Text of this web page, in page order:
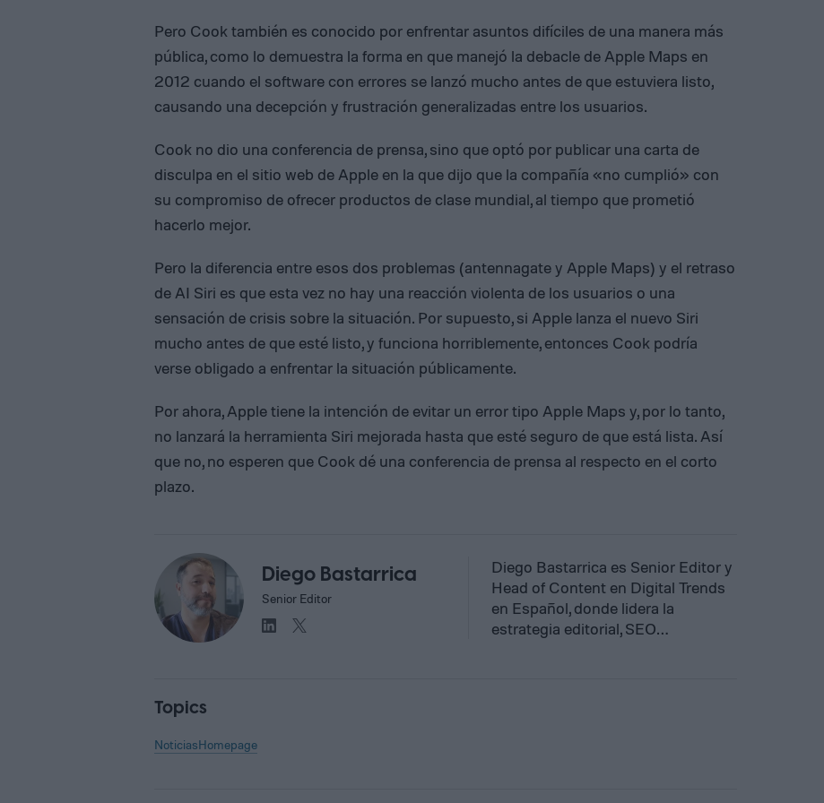
Pero Cook también es conocido por enfrentar asuntos difíciles de una manera más
pública, como lo demuestra la forma en que manejó la debacle de Apple Maps en
2012 cuando el software con errores se lanzó mucho antes de que estuviera listo,
causando una decepción y frustración generalizadas entre los usuarios.
Cook no dio una conferencia de prensa, sino que optó por publicar una carta de
disculpa en el sitio web de Apple en la que dijo que la compañía «no cumplió» con
su compromiso de ofrecer productos de clase mundial, al tiempo que prometió
hacerlo mejor.
Pero la diferencia entre esos dos problemas (antennagate y Apple Maps) y el retraso
de AI Siri es que esta vez no hay una reacción violenta de los usuarios o una
sensación de crisis sobre la situación. Por supuesto, si Apple lanza el nuevo Siri
mucho antes de que esté listo, y funciona horriblemente, entonces Cook podría
verse obligado a enfrentar la situación públicamente.
Por ahora, Apple tiene la intención de evitar un error tipo Apple Maps y, por lo tanto,
no lanzará la herramienta Siri mejorada hasta que esté seguro de que está lista. Así
que no, no esperen que Cook dé una conferencia de prensa al respecto en el corto
plazo.
Diego Bastarrica
Senior Editor
Diego Bastarrica es Senior Editor y
Head of Content en Digital Trends
en Español, donde lidera la
estrategia editorial, SEO…
Topics
NoticiasHomepage